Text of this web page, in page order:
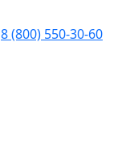
8 (800) 550-30-60